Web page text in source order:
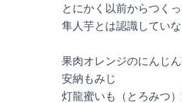
とにかく以前からつく
隼人芋とは認識してい
果肉オレンジのにんじ
安納もみじ
灯龍蜜いも（とろみつ